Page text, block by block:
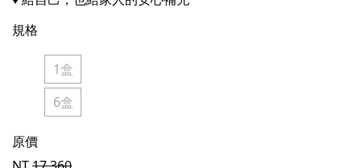
規格
1盒
6盒
原價